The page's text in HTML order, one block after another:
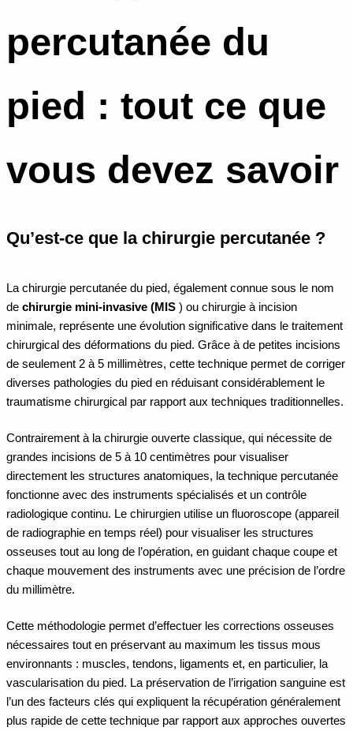
percutanée du
pied : tout ce que
vous devez savoir
Qu’est-ce que la chirurgie percutanée ?
La chirurgie percutanée du pied, également connue sous le nom
de chirurgie mini-invasive (MIS ) ou chirurgie à incision
minimale, représente une évolution significative dans le traitement
chirurgical des déformations du pied. Grâce à de petites incisions
de seulement 2 à 5 millimètres, cette technique permet de corriger
diverses pathologies du pied en réduisant considérablement le
traumatisme chirurgical par rapport aux techniques traditionnelles.
Contrairement à la chirurgie ouverte classique, qui nécessite de
grandes incisions de 5 à 10 centimètres pour visualiser
directement les structures anatomiques, la technique percutanée
fonctionne avec des instruments spécialisés et un contrôle
radiologique continu. Le chirurgien utilise un fluoroscope (appareil
de radiographie en temps réel) pour visualiser les structures
osseuses tout au long de l’opération, en guidant chaque coupe et
chaque mouvement des instruments avec une précision de l’ordre
du millimètre.
Cette méthodologie permet d’effectuer les corrections osseuses
nécessaires tout en préservant au maximum les tissus mous
environnants : muscles, tendons, ligaments et, en particulier, la
vascularisation du pied. La préservation de l’irrigation sanguine est
l’un des facteurs clés qui expliquent la récupération généralement
plus rapide de cette technique par rapport aux approches ouvertes